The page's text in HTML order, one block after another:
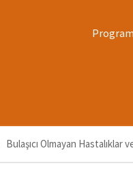
Bulaşıcı Olmayan Hastalıklar